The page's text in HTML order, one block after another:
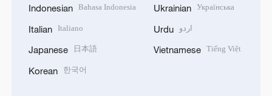
Indonesian Bahasa Indonesia
Italian Italiano
Japanese 日本語
Korean 한국어
Ukrainian Українська
Urdu اردو
Vietnamese Tiếng Việt